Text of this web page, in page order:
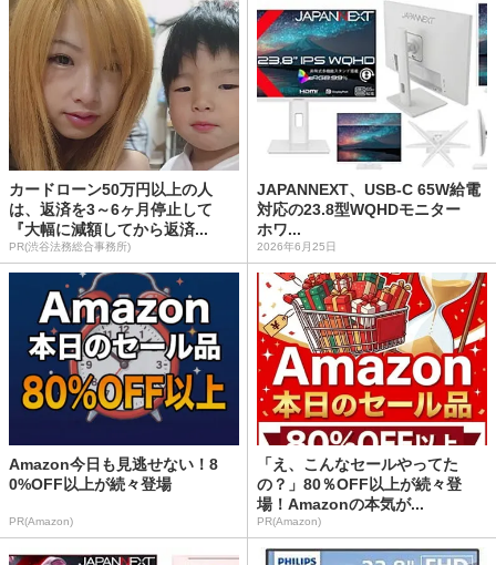
カードローン50万円以上の人
は、返済を3～6ヶ月停止して
『大幅に減額してから返済...
PR(渋谷法務総合事務所)
JAPANNEXT、USB-C 65W給電
対応の23.8型WQHDモニター
ホワ...
2026年6月25日
Amazon今日も見逃せない！8
0%OFF以上が続々登場
PR(Amazon)
「え、こんなセールやってた
の？」80％OFF以上が続々登
場！Amazonの本気が...
PR(Amazon)